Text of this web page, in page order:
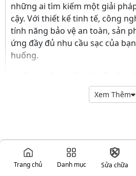
Trang chủ Danh mục Sửa chữa
những ai tìm kiếm một giải
cậy. Với thiết kế tinh tế, công
tính năng bảo vệ an toàn, sản
ứng đầy đủ nhu cầu sạc của
huống.
Dung lượng pin ấn tượng
các thiết bị khác trong thời
cần phải sạc lại thường
tưởng cho những chuyến
Xem Thêm